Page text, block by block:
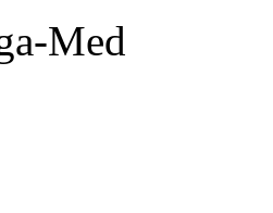
Med